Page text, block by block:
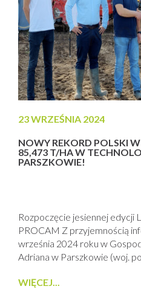
23 WRZEŚNIA 2024
NOWY REKORD POLSKI
85,473 T/HA W
PARSZKOWIE!
Rozpoczęcie jesiennej edycji
PROCAM Z przyjemnością
września 2024 roku w
Adriana w Parszkowie (woj.
Polski w plonie ziemniaków z
WIĘCEJ...